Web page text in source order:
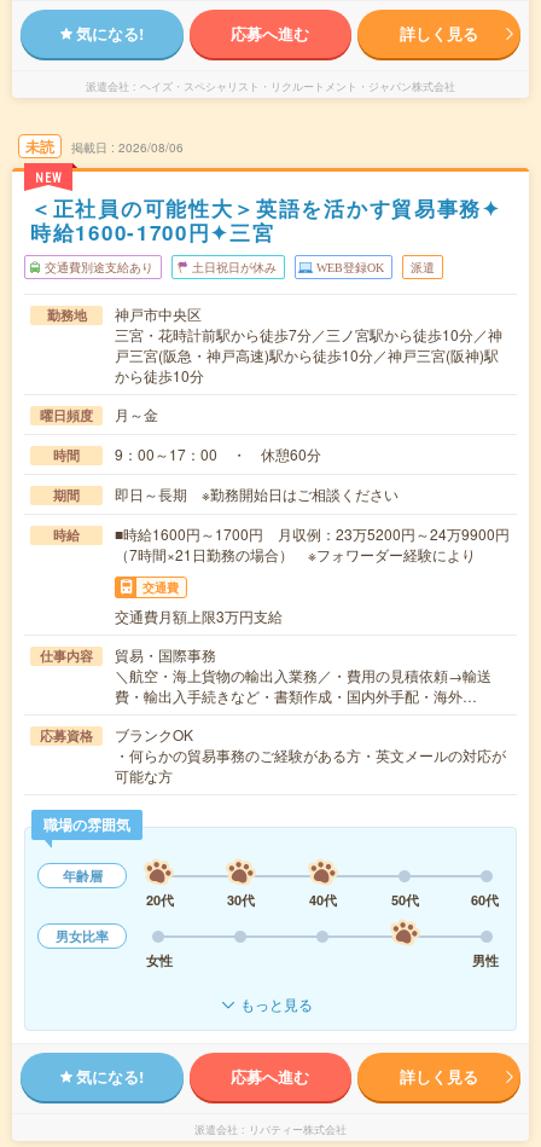
気になる! 応募へ進む 詳しく見る
派遣会社 ヘイズ・スペシャリスト・リクルートメント・ジャパン株式会社
未読
NEW
掲載日 2026/08/06
＜正社員の可能性大＞英語を活かす貿易事務✦
時給1600-1700円✦三宮
交通費別途支給あり 土日祝日が休み WEB登録OK 派遣
勤務地
神戸市中央区
三宮・花時計前駅から徒歩7分／三ノ宮駅から徒歩10分／神
戸三宮(阪急・神戸高速)駅から徒歩10分／神戸三宮(阪神)駅
から徒歩10分
曜日頻度 月～金
時間 9：00～17：00 ・ 休憩60分
期間 即日～長期 ※勤務開始日はご相談ください
時給
■時給1600円～1700円 月収例：23万5200円～24万9900円
（7時間×21日勤務の場合） ※フォワーダー経験により
交通費
交通費月額上限3万円支給
仕事内容
貿易・国際事務
＼航空・海上貨物の輸出入業務／・費用の見積依頼→輸送
費・輸出入手続きなど・書類作成・国内外手配・海外…
応募資格
ブランクOK
・何らかの貿易事務のご経験がある方・英文メールの対応が
可能な方
職場の雰囲気
年齢層
20代
30代 40代 50代
60代
男女比率
女性
男性
もっと見る
気になる! 応募へ進む 詳しく見る
派遣会社 リバティー株式会社